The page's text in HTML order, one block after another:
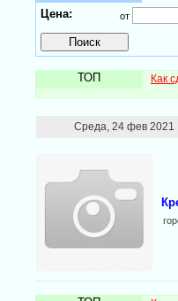
Цена:
от
ТОП Как
Среда, 24 фев 2021